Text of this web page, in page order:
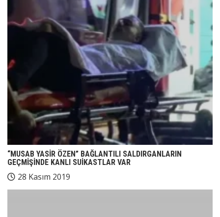
“MUSAB YASİR ÖZEN” BAĞLANTILI SALDIRGANLARIN
GEÇMİŞİNDE KANLI SUİKASTLAR VAR
28 Kasım 2019